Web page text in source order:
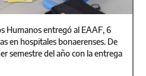
Humanos entregó al EAAF, 6
en hospitales bonaerenses. De
semestre del año con la entrega